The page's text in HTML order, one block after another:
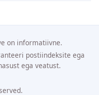
on informatiivne.
postiindeksite ega
ega veatust.